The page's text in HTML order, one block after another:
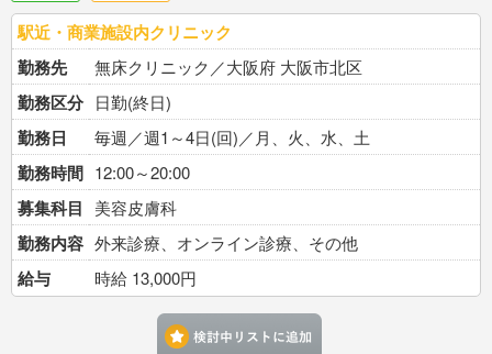
駅近・商業施設内クリニック
勤務先
無床クリニック／大阪府 大阪市北区
勤務区分 日勤(終日)
勤務日 毎週／週1～4日(回)／月、火、水、土
勤務時間 12:00～20:00
募集科目 美容皮膚科
勤務内容 外来診療、オンライン診療、その他
給与 時給 13,000円